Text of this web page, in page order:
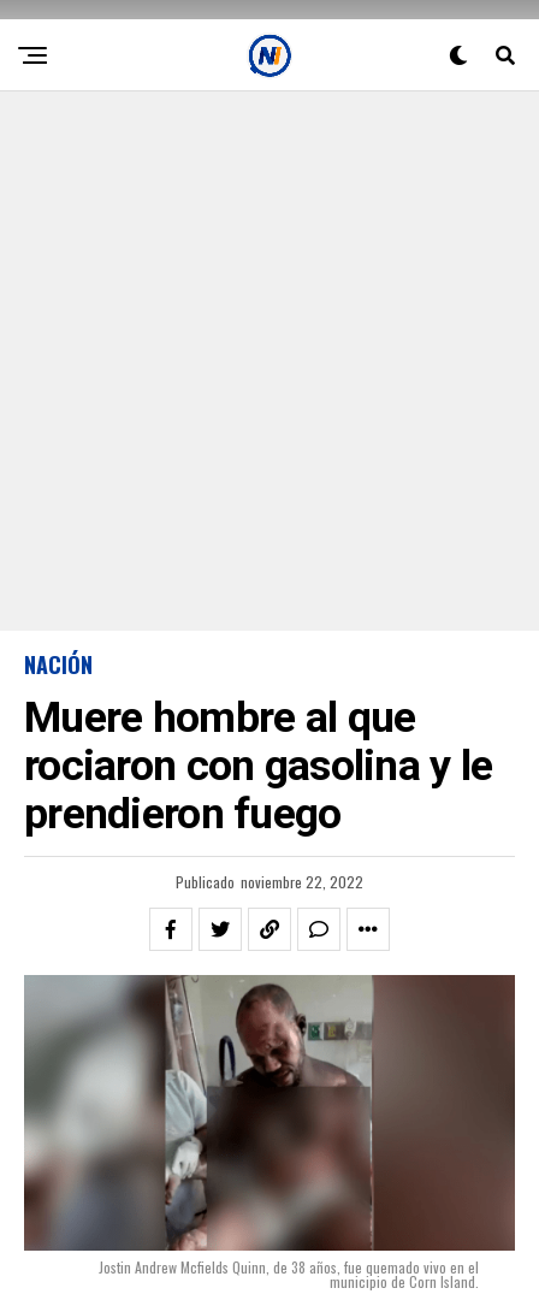
NACIÓN
Muere hombre al que
rociaron con gasolina y le
prendieron fuego
Publicado noviembre 22, 2022
Jostin Andrew Mcfields Quinn, de 38 años, fue quemado vivo en el
municipio de Corn Island.